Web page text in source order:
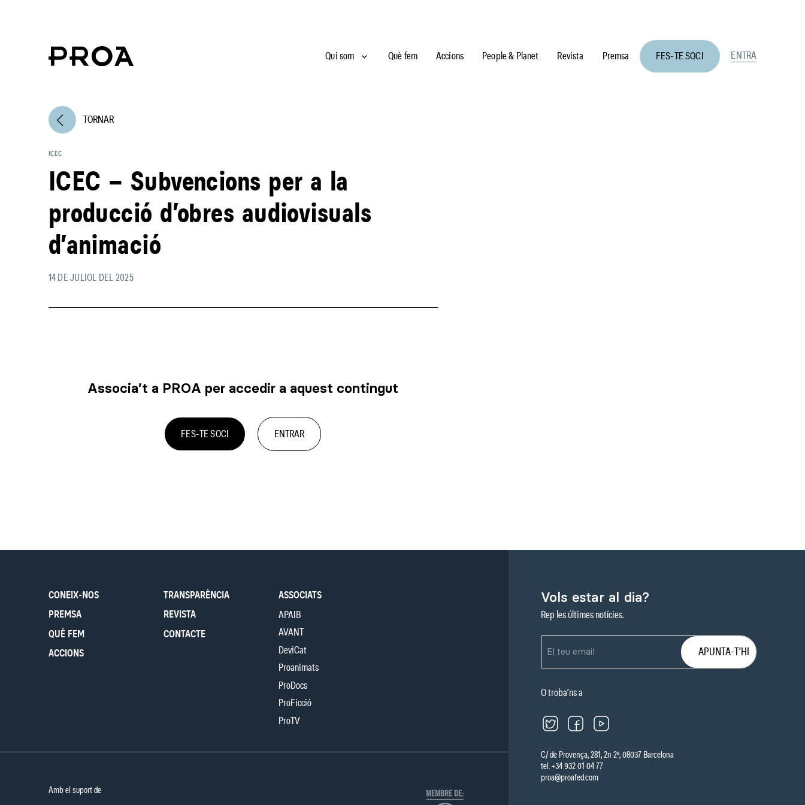
Qui som Què fem Accions People & Planet Revista Premsa FES-TE SOCI ENTRA
arrow_back_ios TORNAR
ICEC
ICEC – Subvencions per a la
producció d’obres audiovisuals
d’animació
14 DE JULIOL DEL 2025
Associa’t a PROA per accedir a aquest contingut
FES-TE SOCI ENTRAR
CONEIX-NOS
PREMSA
QUÈ FEM
ACCIONS
TRANSPARÈNCIA
REVISTA
CONTACTE
ASSOCIATS
APAIB
AVANT
DeviCat
Proanimats
ProDocs
ProFicció
ProTV
Amb el suport de
Vols estar al dia?
Rep les últimes notícies.
O troba’ns a
C/ de Provença, 281, 2n 2ª, 08037 Barcelona
tel. +34 932 01 04 77
proa@proafed.com